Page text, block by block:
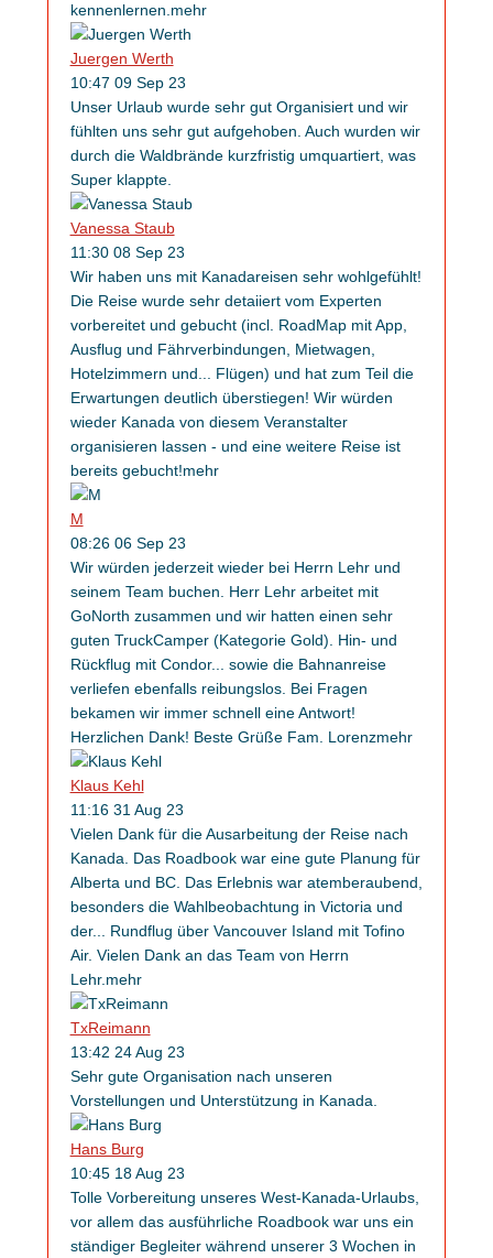
kennenlernen.mehr
Juergen Werth
10:47 09 Sep 23
Unser Urlaub wurde sehr gut Organisiert und wir
fühlten uns sehr gut aufgehoben. Auch wurden wir
durch die Waldbrände kurzfristig umquartiert, was
Super klappte.
Vanessa Staub
11:30 08 Sep 23
Wir haben uns mit Kanadareisen sehr wohlgefühlt!
Die Reise wurde sehr detaiiert vom Experten
vorbereitet und gebucht (incl. RoadMap mit App,
Ausflug und Fährverbindungen, Mietwagen,
Hotelzimmern und... Flügen) und hat zum Teil die
Erwartungen deutlich überstiegen! Wir würden
wieder Kanada von diesem Veranstalter
organisieren lassen - und eine weitere Reise ist
bereits gebucht!mehr
M
08:26 06 Sep 23
Wir würden jederzeit wieder bei Herrn Lehr und
seinem Team buchen. Herr Lehr arbeitet mit
GoNorth zusammen und wir hatten einen sehr
guten TruckCamper (Kategorie Gold). Hin- und
Rückflug mit Condor... sowie die Bahnanreise
verliefen ebenfalls reibungslos. Bei Fragen
bekamen wir immer schnell eine Antwort!
Herzlichen Dank! Beste Grüße Fam. Lorenzmehr
Klaus Kehl
11:16 31 Aug 23
Vielen Dank für die Ausarbeitung der Reise nach
Kanada. Das Roadbook war eine gute Planung für
Alberta und BC. Das Erlebnis war atemberaubend,
besonders die Wahlbeobachtung in Victoria und
der... Rundflug über Vancouver Island mit Tofino
Air. Vielen Dank an das Team von Herrn
Lehr.mehr
TxReimann
13:42 24 Aug 23
Sehr gute Organisation nach unseren
Vorstellungen und Unterstützung in Kanada.
Hans Burg
10:45 18 Aug 23
Tolle Vorbereitung unseres West-Kanada-Urlaubs,
vor allem das ausführliche Roadbook war uns ein
ständiger Begleiter während unserer 3 Wochen in